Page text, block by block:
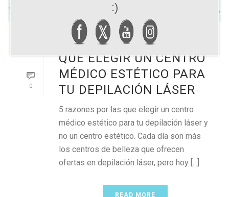
0
5 RAZONES POR LAS
QUE ELEGIR UN CENTRO
MÉDICO ESTÉTICO PARA
TU DEPILACIÓN LÁSER
5 razones por las que elegir un centro
médico estético para tu depilación láser y
no un centro estético. Cada día son más
los centros de belleza que ofrecen
ofertas en depilación láser, pero hoy [...]
READ MORE
:)